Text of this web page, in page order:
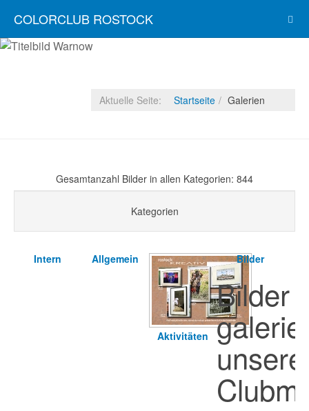
COLORCLUB ROSTOCK
Aktuelle Seite: Startseite Galerien
Gesamtanzahl Bilder in allen Kategorien: 844
Kategorien
Intern Allgemein
Aktivitäten
Bilder
Bilder
unsere